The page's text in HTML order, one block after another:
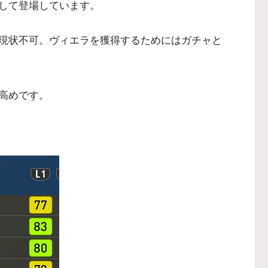
て登場しています。
状不可。ヴィエラを獲得するためにはガチャと
めです。